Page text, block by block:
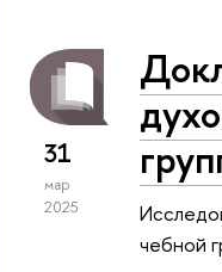
31
мар
2025
чебной